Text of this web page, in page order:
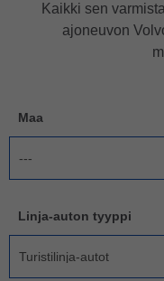
Kaikki sen
ajoneuvon
Maa
Linja-auton tyyppi